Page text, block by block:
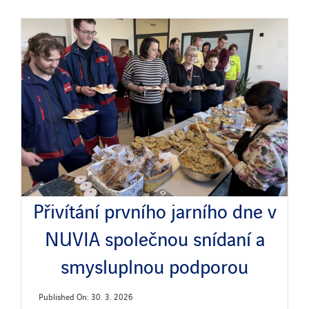
Přivítání prvního jarního dne v
NUVIA společnou snídaní a
smysluplnou podporou
Published On: 30. 3. 2026